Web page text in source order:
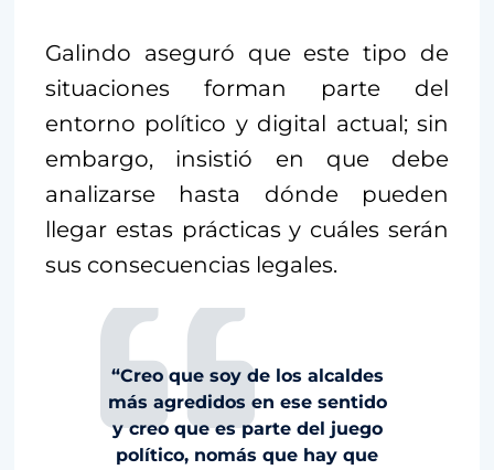
Galindo aseguró que este tipo de
situaciones forman parte del
entorno político y digital actual; sin
embargo, insistió en que debe
analizarse hasta dónde pueden
llegar estas prácticas y cuáles serán
sus consecuencias legales.
“Creo que soy de los alcaldes
más agredidos en ese sentido
y creo que es parte del juego
político, nomás que hay que